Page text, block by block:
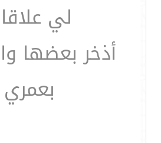
لي
أذخر بعضها
بعمري